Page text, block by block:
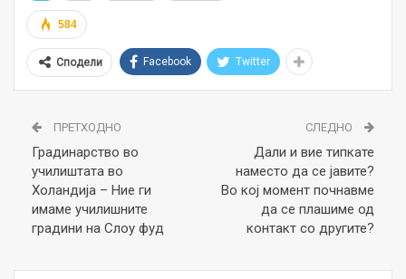
584
Сподели Facebook Twitter
ПРЕТХОДНО
Градинарство во
училиштата во
Холандија – Ние ги
имаме училишните
градини на Слоу фуд
СЛЕДНО
Дали и вие типкате
наместо да се јавите?
Во кој момент почнавме
да се плашиме од
контакт со другите?